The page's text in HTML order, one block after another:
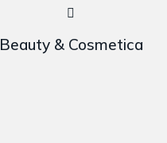
Beauty & Cosmetica